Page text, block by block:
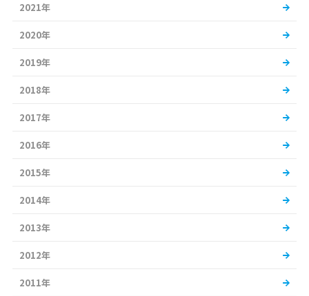
2021年
2020年
2019年
2018年
2017年
2016年
2015年
2014年
2013年
2012年
2011年